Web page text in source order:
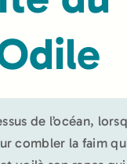
de l’océan,
combler la faim